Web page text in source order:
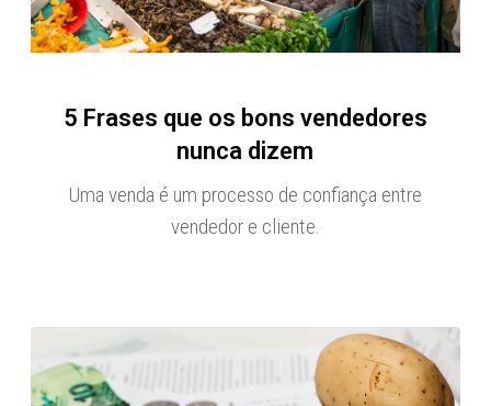
5 Frases que os bons vendedores
nunca dizem
Uma venda é um processo de confiança entre
vendedor e cliente.